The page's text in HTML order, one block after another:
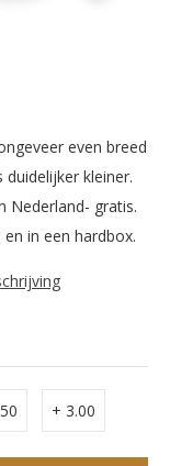
even breed
duidelijker kleiner.
Nederland- gratis.
in een hardbox.
+ 3.00